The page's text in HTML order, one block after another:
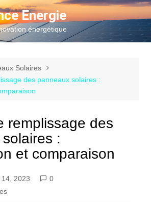
Energie
énergétique
Solaires
des panneaux solaires :
remplissage des
:
et comparaison
14, 2023
0